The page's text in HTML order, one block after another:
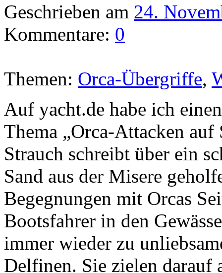
Geschrieben am 24.
Kommentare: 0
Themen: Orca-Übergriffe,
Auf yacht.de habe ich
Thema „Orca-Attacken
Strauch schreibt über ein
Sand aus der Misere
Begegnungen mit Orcas
Bootsfahrer in den
immer wieder zu
Delfinen. Sie zielen darauf